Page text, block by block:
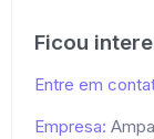
Ficou
Entre em
Empresa: